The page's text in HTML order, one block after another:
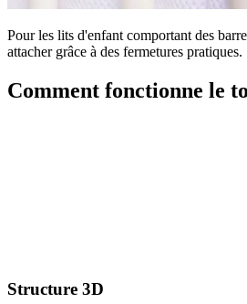
Pour les lits d'enfant comportant des
attacher grâce à des fermetures pratiques.
Comment fonctionne le
Structure 3D